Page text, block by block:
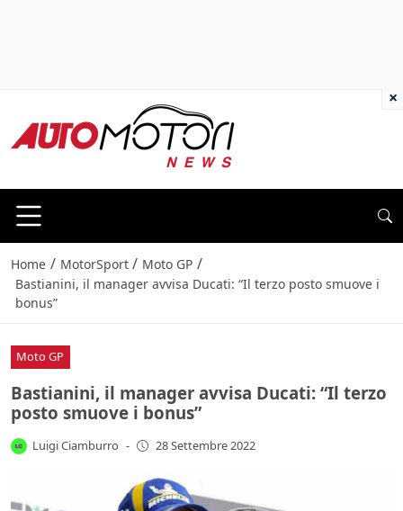
Home / MotorSport / Moto GP /
Bastianini, il manager avvisa Ducati: “Il terzo posto smuove i
bonus”
Moto GP
Bastianini, il manager avvisa Ducati: “Il terzo
posto smuove i bonus”
Luigi Ciamburro - 28 Settembre 2022
×